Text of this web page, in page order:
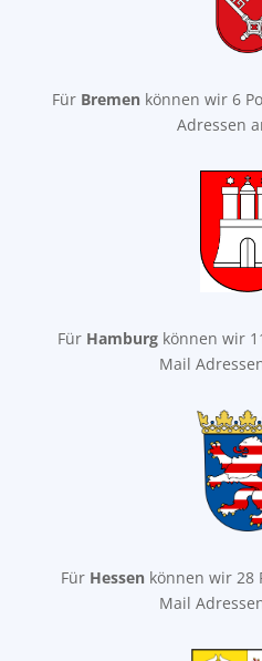
Für Bremenkönnen wir 6
Adressen
Für Hamburgkönnen wir
Mail
Für Hessen können wir 28
Mail